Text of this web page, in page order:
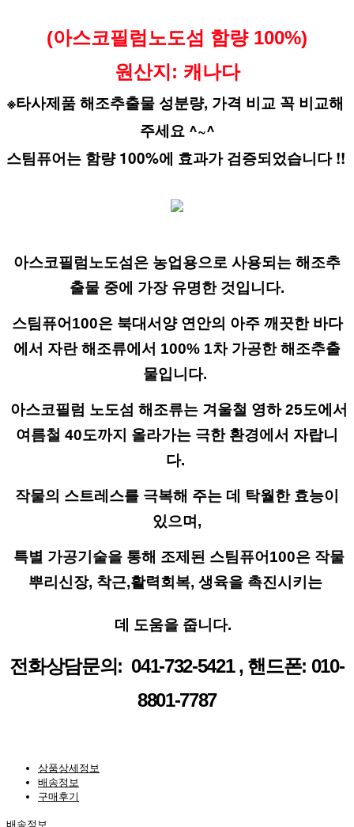
(아스코필럼노도섬 함량 100%)
원산지: 캐나다
※타사제품 해조추출물 성분량, 가격 비교 꼭 비교해
주세요 ^~^
아스코필럼노도섬은 농업용으로 사용되는 해조추
출물 중에 가장 유명한 것입니다.
스팀퓨어100은 북대서양 연안의 아주 깨끗한 바다
에서 자란 해조류에서 100% 1차 가공한 해조추출
물입니다.
아스코필럼 노도섬 해조류는 겨울철 영하 25도에서
여름철 40도까지 올라가는 극한 환경에서 자랍니
다.
작물의 스트레스를 극복해 주는 데 탁월한 효능이
있으며,
특별 가공기술을 통해 조제된 스팀퓨어100은 작물
뿌리신장, 착근,활력회복, 생육을 촉진시키는
데 도움을 줍니다.
전화상담문의:  041-732-5421 , 핸드폰: 010-
8801-7787
상품상세정보
배송정보
구매후기
배송정보